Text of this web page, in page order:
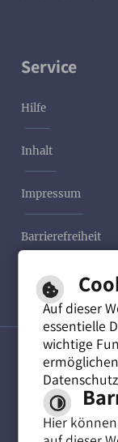
Service
Hilfe
Inhalt
Impressum
Barrierefreiheit
Leichte
Auf dieser
essentielle
wichtige
Hier